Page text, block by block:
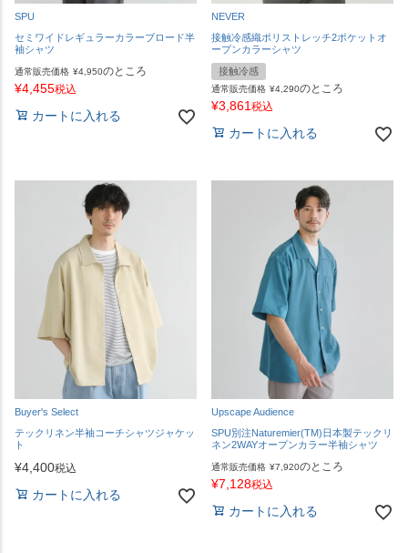
SPU
セミワイドレギュラーカラーブロード半
袖シャツ
通常販売価格 ¥4,950のところ
¥4,455税込
カートに入れる
NEVER
接触冷感織ポリストレッチ2ポケットオ
ープンカラーシャツ
接触冷感
通常販売価格 ¥4,290のところ
¥3,861 税込
カートに入れる
Buyer's Select
テックリネン半袖コーチシャツジャケッ
ト
¥4,400税込
カートに入れる
Upscape Audience
SPU別注Naturemier(TM)日本製テックリ
ネン2WAYオープンカラー半袖シャツ
通常販売価格 ¥7,920のところ
¥7,128税込
カートに入れる